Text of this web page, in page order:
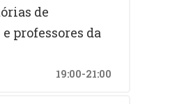
de
professores da
19:00-21:00